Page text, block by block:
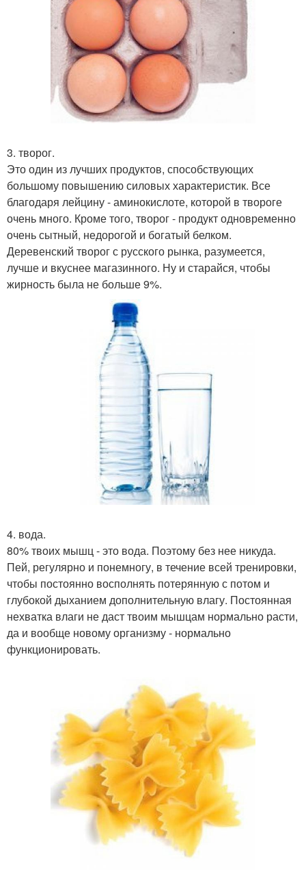
3. творог.
Это один из лучших продуктов, способствующих
большому повышению силовых характеристик. Все
благодаря лейцину - аминокислоте, которой в твороге
очень много. Кроме того, творог - продукт одновременно
очень сытный, недорогой и богатый белком.
Деревенский творог с русского рынка, разумеется,
лучше и вкуснее магазинного. Ну и старайся, чтобы
жирность была не больше 9%.
4. вода.
80% твоих мышц - это вода. Поэтому без нее никуда.
Пей, регулярно и понемногу, в течение всей тренировки,
чтобы постоянно восполнять потерянную с потом и
глубокой дыханием дополнительную влагу. Постоянная
нехватка влаги не даст твоим мышцам нормально расти,
да и вообще новому организму - нормально
функционировать.